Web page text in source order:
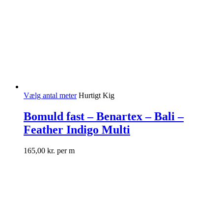
Vælg antal meter Hurtigt Kig
Bomuld fast – Benartex – Bali –
Feather Indigo Multi
165,00 kr. per m